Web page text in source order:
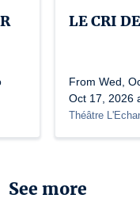
LE CRI
From Wed,
Oct 17, 2026
Théâtre
See more